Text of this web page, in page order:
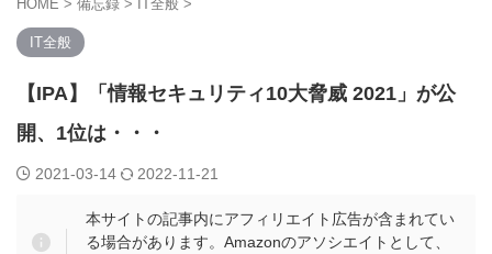
HOME > 備忘録 > IT全般 >
IT全般
【IPA】「情報セキュリティ10大脅威 2021」が公
開、1位は・・・
2021-03-14 2022-11-21
本サイトの記事内にアフィリエイト広告が含まれてい
る場合があります。Amazonのアソシエイトとして、